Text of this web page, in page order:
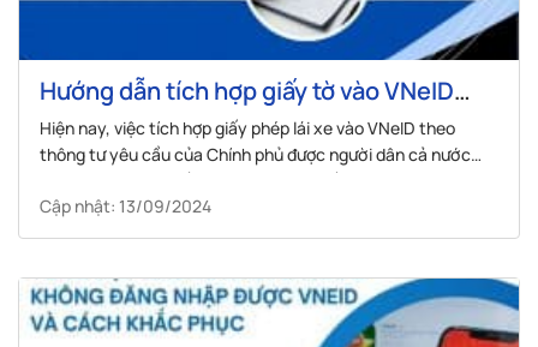
Hướng dẫn tích hợp giấy tờ vào VNeID
nhanh chóng chỉ trong 5 phút
Hiện nay, việc tích hợp giấy phép lái xe vào VNeID theo
thông tư yêu cầu của Chính phủ được người dân cả nước
ủng hộ. Vậy làm thế nào để tích hợp giấy tờ vào VNeID và
các loại giấy tờ nào có thể tích hợp vào ứng...
Cập nhật: 13/09/2024